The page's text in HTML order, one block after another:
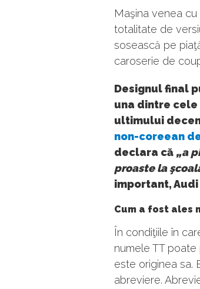
Maşina venea
totalitate de
sosească pe
caroserie de
Designul final
una dintre
ultimului
non-coreean
declara că „a
proaste la
important, Audi
Cum a fost ales
În condiţiile în
numele TT
este originea sa.
abreviere.